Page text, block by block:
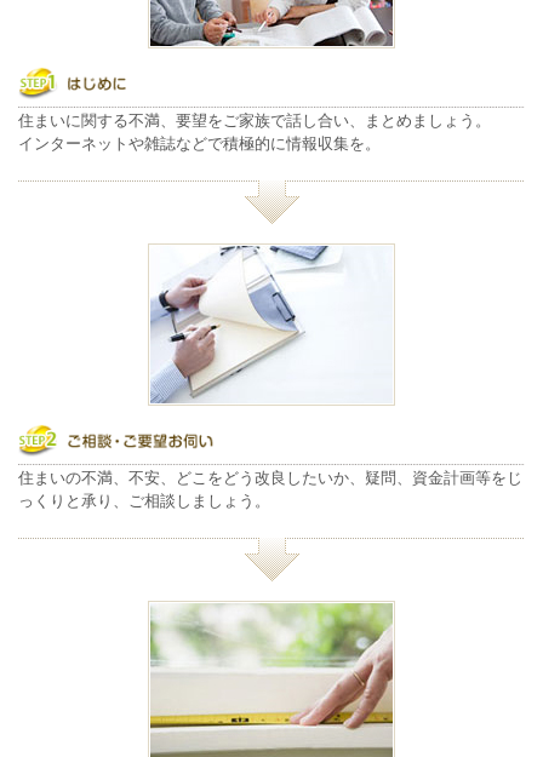
住まいに関する不満、要望をご家族で話し合い、まとめましょう。
インターネットや雑誌などで積極的に情報収集を。
住まいの不満、不安、どこをどう改良したいか、疑問、資金計画等をじ
っくりと承り、ご相談しましょう。